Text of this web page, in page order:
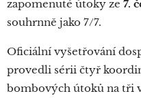
zapomenuté útoky ze 7.
souhrnně jako 7/7.
Oficiální vyšetřování
provedli sérii čtyř
bombových útoků na tři